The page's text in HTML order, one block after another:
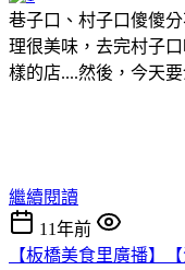
巷子口、村子口傻傻
理很美味，去完村子
樣的店....然後，今天
繼續閱讀
11年前
【板橋美食里廣播】